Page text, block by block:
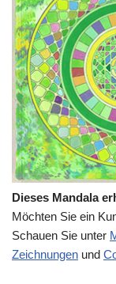
Dieses Mandala
Möchten Sie ein
Schauen Sie unter
Zeichnungen und